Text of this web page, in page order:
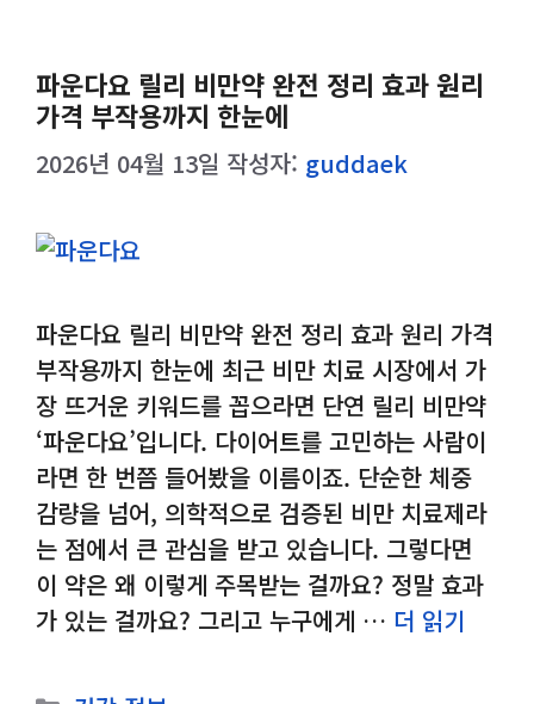
파운다요 릴리 비만약 완전 정리 효과 원리
가격 부작용까지 한눈에
2026년 04월 13일 작성자: guddaek
파운다요 릴리 비만약 완전 정리 효과 원리 가격
부작용까지 한눈에 최근 비만 치료 시장에서 가
장 뜨거운 키워드를 꼽으라면 단연 릴리 비만약
‘파운다요’입니다. 다이어트를 고민하는 사람이
라면 한 번쯤 들어봤을 이름이죠. 단순한 체중
감량을 넘어, 의학적으로 검증된 비만 치료제라
는 점에서 큰 관심을 받고 있습니다. 그렇다면
이 약은 왜 이렇게 주목받는 걸까요? 정말 효과
가 있는 걸까요? 그리고 누구에게 … 더 읽기